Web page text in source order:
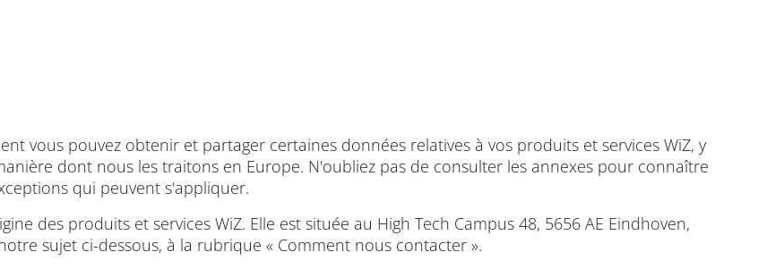
vous pouvez obtenir et partager certaines données relatives à vos produits et services WiZ, y
dont nous les traitons en Europe. N'oubliez pas de consulter les annexes pour connaître
qui peuvent s'appliquer.
des produits et services WiZ. Elle est située au High Tech Campus 48, 5656 AE Eindhoven,
sujet ci-dessous, à la rubrique « Comment nous contacter ».